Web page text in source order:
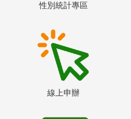
性別統計專區
線上申辦